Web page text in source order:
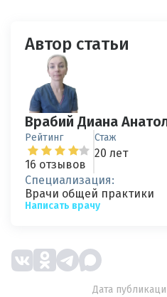
Автор статьи
Врабий Диана
Рейтинг
16 отзывов
Стаж
20 лет
Специализация:
Врачи общей практики
Написать врачу
Дата